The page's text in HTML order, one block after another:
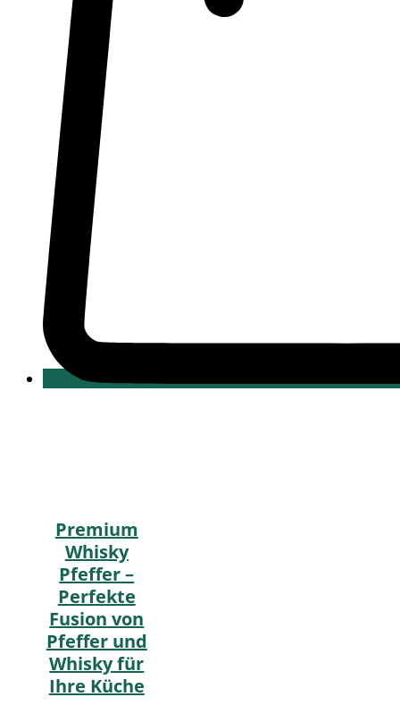
Premium
Whisky
Pfeffer –
Perfekte
Fusion von
Pfeffer und
Whisky für
Ihre Küche